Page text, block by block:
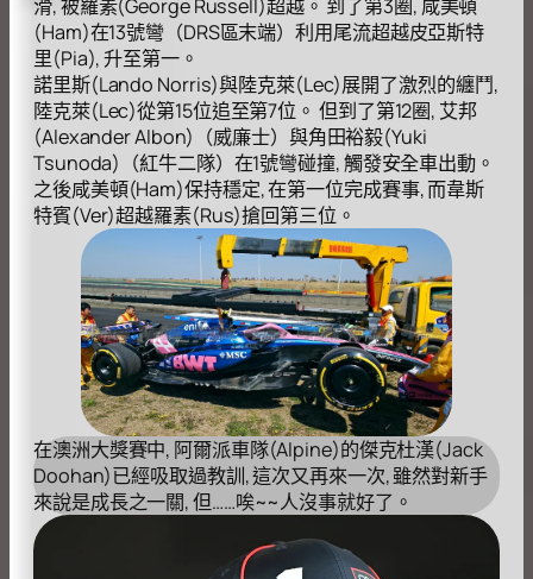
滑, 被羅素(George Russell)超越。 到了第3圈, 咸美頓
(Ham)在13號彎（DRS區末端）利用尾流超越皮亞斯特
里(Pia), 升至第一。
諾里斯(Lando Norris)與陸克萊(Lec)展開了激烈的纏鬥,
陸克萊(Lec)從第15位追至第7位。 但到了第12圈, 艾邦
(Alexander Albon)（威廉士）與角田裕毅(Yuki
Tsunoda)（紅牛二隊）在1號彎碰撞, 觸發安全車出動。
之後咸美頓(Ham)保持穩定, 在第一位完成賽事, 而韋斯
特賓(Ver)超越羅素(Rus)搶回第三位。
在澳洲大獎賽中, 阿爾派車隊(Alpine)的傑克杜漢(Jack
Doohan)已經吸取過教訓, 這次又再來一次, 雖然對新手
來說是成長之一關, 但……唉~~人沒事就好了。